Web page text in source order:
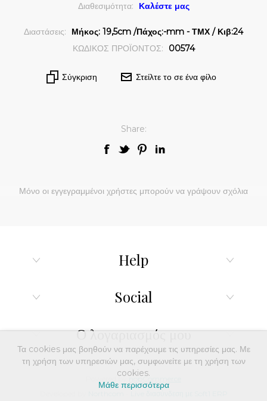
Διαθεσιμότητα: Καλέστε μας
Διαστάσεις:
Μήκος: 19,5cm /Πάχος:-mm - ΤΜΧ / Κιβ:24
ΚΩΔΙΚΟΣ ΠΡΟΪΟΝΤΟΣ:
00574
Σύγκριση Στείλτε το σε ένα φίλο
Share:
Μόνο οι εγγεγραμμένοι χρήστες μπορούν να γράψουν σχόλια
Help
Social
Ο λογαριασμός μου
Powered by nopCommerce
Τα cookies μας βοηθούν να παρέχουμε τις υπηρεσίες μας. Με
τη χρήση των υπηρεσιών μας, συμφωνείτε με τη χρήση των
cookies.
Μάθε περισσότερα